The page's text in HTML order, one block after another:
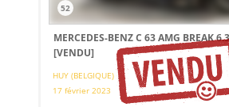
52
MERCEDES-BENZ C 63 AMG BREAK
[VENDU]
HUY (BELGIQUE)
17 février 2023